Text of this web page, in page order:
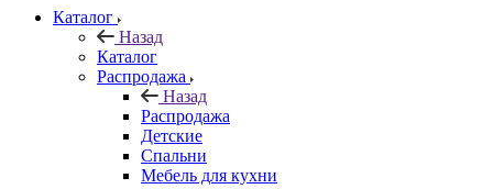
Каталог
Назад
Каталог
Распродажа
Назад
Распродажа
Детские
Спальни
Мебель для кухни